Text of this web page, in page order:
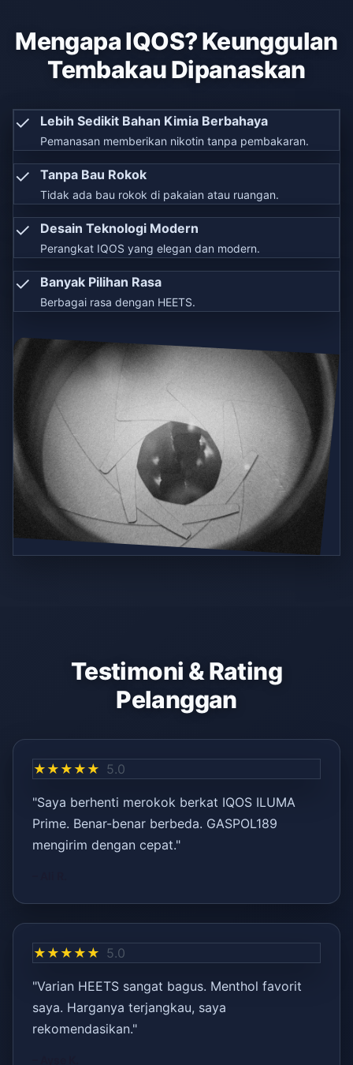
Mengapa IQOS? Keunggulan
Tembakau Dipanaskan
✓ Lebih Sedikit Bahan Kimia Berbahaya
Pemanasan memberikan nikotin tanpa pembakaran.
✓ Tanpa Bau Rokok
Tidak ada bau rokok di pakaian atau ruangan.
✓ Desain Teknologi Modern
Perangkat IQOS yang elegan dan modern.
✓ Banyak Pilihan Rasa
Berbagai rasa dengan HEETS.
Testimoni & Rating
Pelanggan
★★★★★ 5.0
"Saya berhenti merokok berkat IQOS ILUMA
Prime. Benar-benar berbeda. GASPOL189
mengirim dengan cepat."
★★★★★ 5.0
"Varian HEETS sangat bagus. Menthol favorit
saya. Harganya terjangkau, saya
rekomendasikan."